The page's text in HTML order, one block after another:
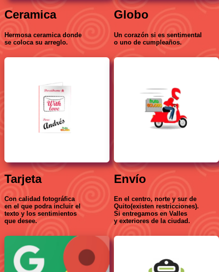
Ceramica
Hermosa ceramica donde
se coloca su arreglo.
Globo
Un corazón si es sentimental
o uno de cumpleaños.
Tarjeta
Con calidad fotográfica
en el que podra incluir el
texto y los sentimientos
que desee.
Envío
En el centro, norte y sur de
Quito(existen restricciones).
Si entregamos en Valles
y exteriores de la ciudad.